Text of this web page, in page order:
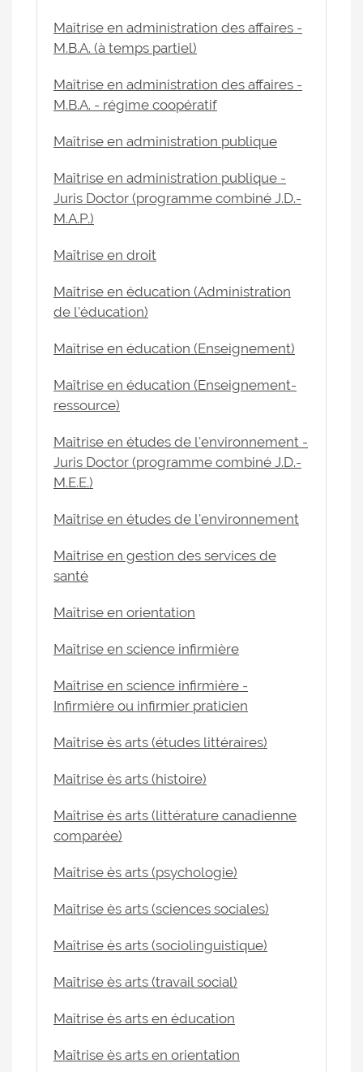
Maîtrise en administration des affaires -
M.B.A. (à temps partiel)
Maîtrise en administration des affaires -
M.B.A. - régime coopératif
Maîtrise en administration publique
Maîtrise en administration publique -
Juris Doctor (programme combiné J.D.-
M.A.P.)
Maîtrise en droit
Maîtrise en éducation (Administration
de l'éducation)
Maîtrise en éducation (Enseignement)
Maîtrise en éducation (Enseignement-
ressource)
Maîtrise en études de l'environnement -
Juris Doctor (programme combiné J.D.-
M.E.E.)
Maîtrise en études de l'environnement
Maîtrise en gestion des services de
santé
Maîtrise en orientation
Maîtrise en science infirmière
Maîtrise en science infirmière -
Infirmière ou infirmier praticien
Maîtrise ès arts (études littéraires)
Maîtrise ès arts (histoire)
Maîtrise ès arts (littérature canadienne
comparée)
Maîtrise ès arts (psychologie)
Maîtrise ès arts (sciences sociales)
Maîtrise ès arts (sociolinguistique)
Maîtrise ès arts (travail social)
Maîtrise ès arts en éducation
Maîtrise ès arts en orientation